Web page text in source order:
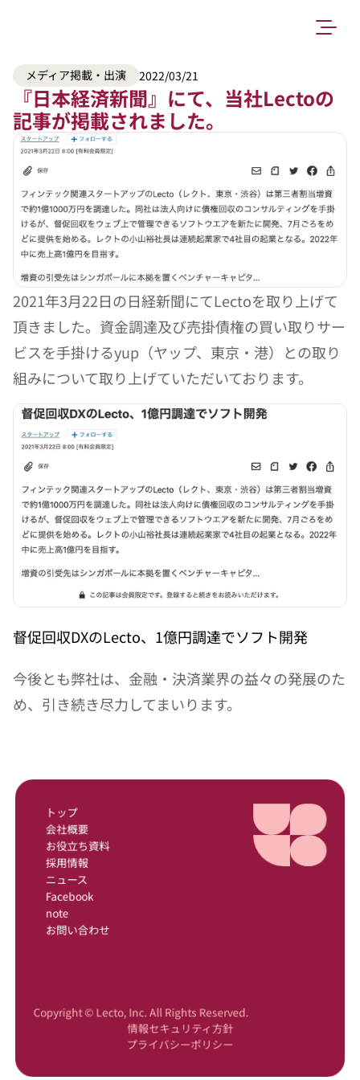
メディア掲載・出演 2022/03/21
『日本経済新聞』にて、当社Lectoの
記事が掲載されました。
2021年3月22日の日経新聞にてLectoを取り上げて
頂きました。資金調達及び売掛債権の買い取りサー
ビスを手掛けるyup（ヤップ、東京・港）との取り
組みについて取り上げていただいております。
督促回収DXのLecto、1億円調達でソフト開発
今後とも弊社は、金融・決済業界の益々の発展のた
め、引き続き尽力してまいります。
トップ
会社概要
お役立ち資料
採用情報
ニュース
Facebook
note
お問い合わせ
Copyright © Lecto, Inc. All Rights Reserved.
情報セキュリティ方針
プライバシーポリシー